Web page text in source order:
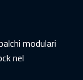
modulari
nel